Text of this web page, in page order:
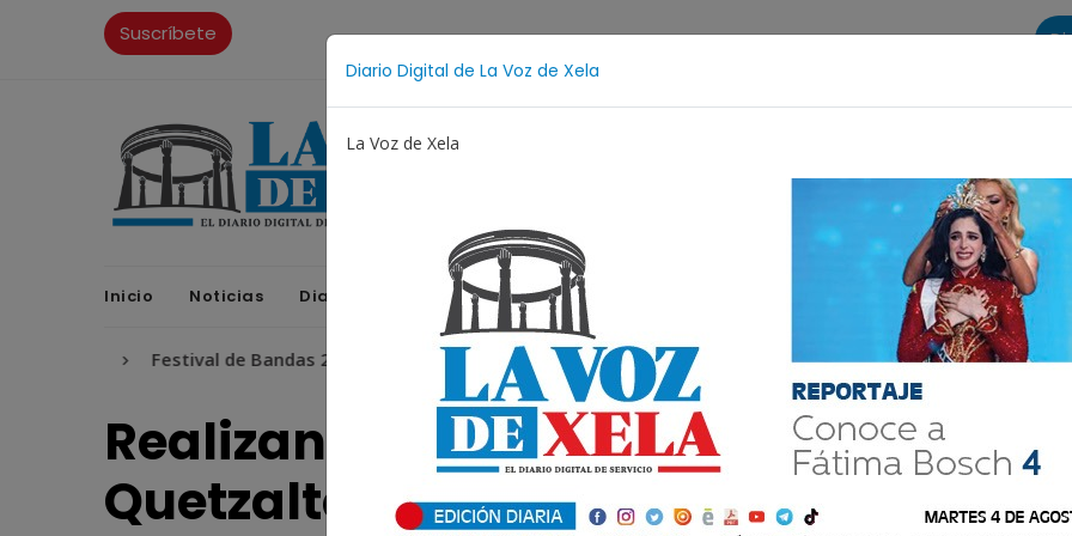
Diario Digital de La Voz de Xela
La Voz de Xela
Suscríbete
Inicio Noticias Diario Digital Opiniones La Voz de Xela Sports Contáctanos LA VOZ 25
Festival de Bandas 2026 Proceso Judicial Fátima Bosch Desaparecida Alerta Isabel-Claudina
Realizan operativos en
Quetzaltenango para prevenir